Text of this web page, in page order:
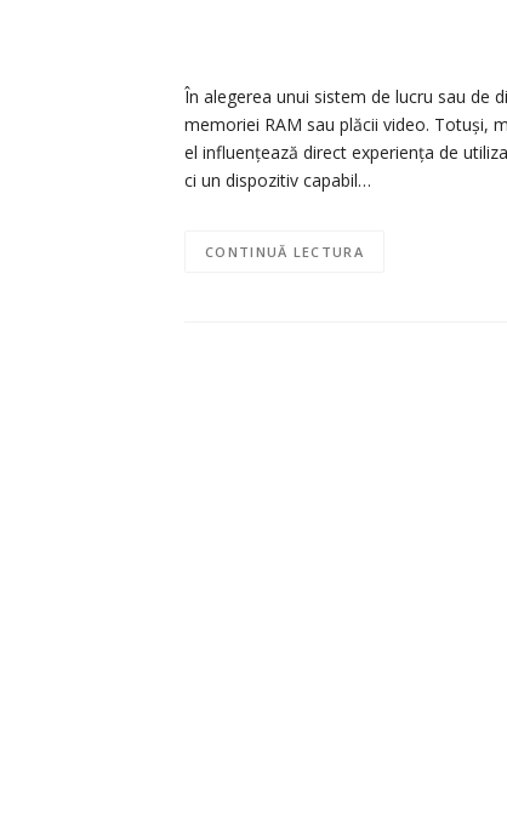
În alegerea unui sistem de lucru sau de
memoriei RAM sau plăcii video. Totuși,
el influențează direct experiența de
ci un dispozitiv capabil…
CONTINUĂ LECTURA